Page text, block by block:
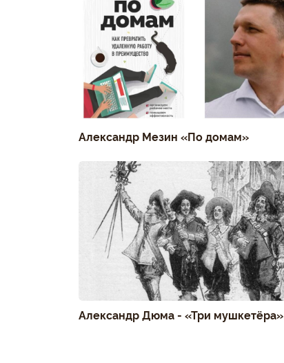
Александр Мезин «По домам»
Александр Дюма - «Три мушкетёра»